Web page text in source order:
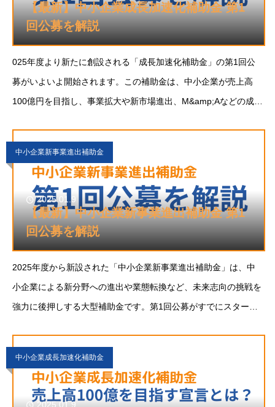
【最新】中小企業成長加速化補助金 第1
回公募を解説
025年度より新たに創設される「成長加速化補助金」の第1回公
募がいよいよ開始されます。この補助金は、中小企業が売上高
100億円を目指し、事業拡大や新市場進出、M&amp;Aなどの成長
です。第1回公募では、補助対象と
中小企業新事業進出補助金
2025.01.9
【最新】中小企業新事業進出補助金 第1
回公募を解説
2025年度から新設された「中小企業新事業進出補助金」は、中
小企業による新分野への進出や業態転換など、未来志向の挑戦を
強力に後押しする大型補助金です。第1回公募がすでにスタート
小企業から注目を集めています。本記
中小企業成長加速化補助金
2025.01.9